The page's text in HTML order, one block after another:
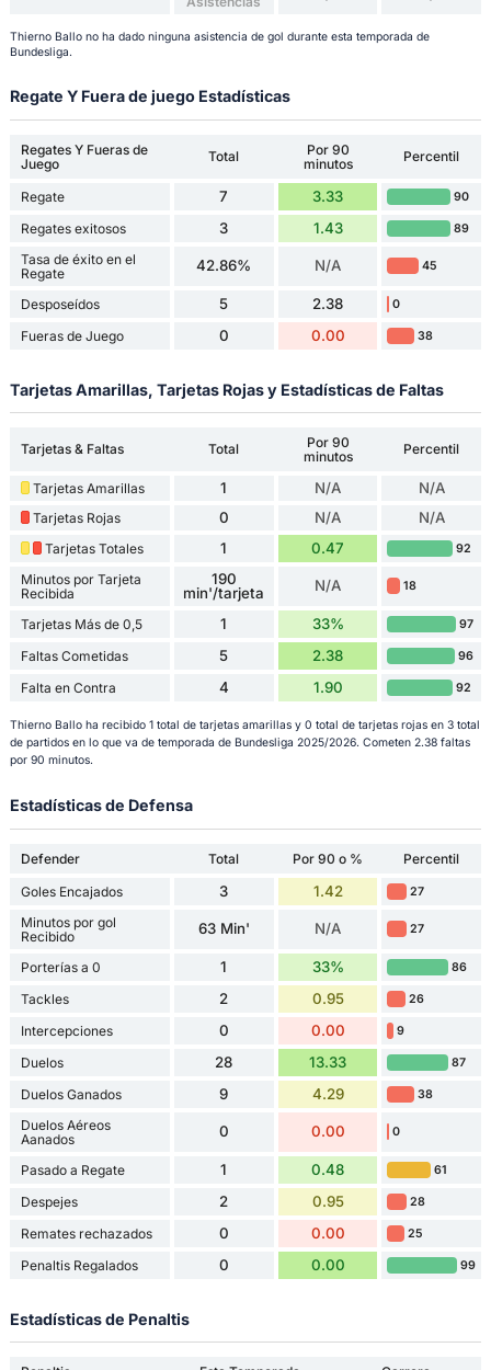
Thierno Ballo no ha dado ninguna asistencia de gol durante esta temporada de
Bundesliga.
Regate Y Fuera de juego Estadísticas
Regates Y Fueras de
Juego
Total
Por 90
minutos
Percentil
Regate 7 3.33 90
Regates exitosos 3 1.43 89
Tasa de éxito en el
Regate
42.86% N/A 45
Desposeídos 5 2.38 0
Fueras de Juego 0 0.00 38
Tarjetas Amarillas, Tarjetas Rojas y Estadísticas de Faltas
Tarjetas & Faltas Total
Por 90
minutos
Percentil
Tarjetas Amarillas 1 N/A N/A
Tarjetas Rojas 0 N/A N/A
Tarjetas Totales 1 0.47 92
Minutos por Tarjeta
Recibida
190
min'/tarjeta
N/A 18
Tarjetas Más de 0,5 1 33% 97
Faltas Cometidas 5 2.38 96
Falta en Contra 4 1.90 92
Thierno Ballo ha recibido 1 total de tarjetas amarillas y 0 total de tarjetas rojas en 3 total
de partidos en lo que va de temporada de Bundesliga 2025/2026. Cometen 2.38 faltas
por 90 minutos.
Estadísticas de Defensa
Defender Total Por 90 o %
Percentil
Goles Encajados
3 1.42 27
Minutos por gol
Recibido
63 Min' N/A 27
Porterías a 0 1 33% 86
Tackles 2 0.95 26
Intercepciones 0 0.00 9
Duelos 28 13.33 87
Duelos Ganados 9 4.29 38
Duelos Aéreos
Aanados
0 0.00 0
Pasado a Regate 1 0.48 61
Despejes 2 0.95 28
Remates rechazados 0 0.00 25
Penaltis Regalados 0 0.00 99
Estadísticas de Penaltis